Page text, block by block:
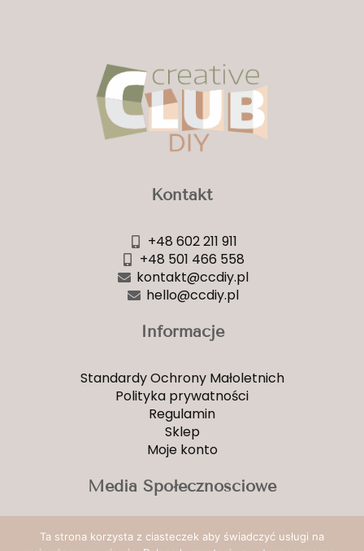
Kontakt
+48 602 211 911
+48 501 466 558
kontakt@ccdiy.pl
hello@ccdiy.pl
Informacje
Standardy Ochrony Małoletnich
Polityka prywatności
Regulamin
Sklep
Moje konto
Media Społecznościowe
Facebook
Ta strona korzysta z ciasteczek aby świadczyć usługi na